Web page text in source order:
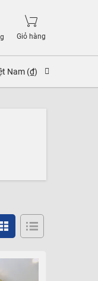
Giỏ hàng
Nam (₫)